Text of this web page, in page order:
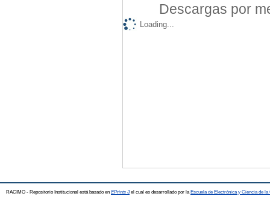
Descargas por
Loading...
RACIMO - Repositorio Institucional está basado en EPrints 3el cual es desarrollado por la Escuela de Electrónica y Ciencia de la